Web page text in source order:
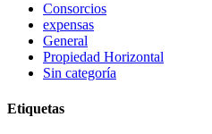
Consorcios
expensas
General
Propiedad Horizontal
Sin categoría
Etiquetas